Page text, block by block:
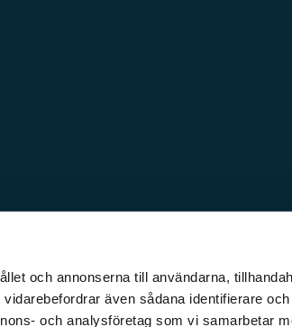
och annonserna till användarna,
även sådana identifierare
och analysföretag som vi samarbetar